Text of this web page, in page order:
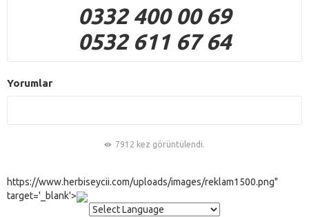
0332 400 00 69
0532 611 67 64
Yorumlar
7912 kez görüntülendi.
https://www.herbiseycii.com/uploads/images/reklam1500.png"
target='_blank'>